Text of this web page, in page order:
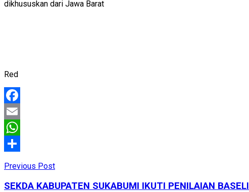
dikhususkan dari Jawa Barat
Red
Facebook
Email
WhatsApp
Previous Post
SEKDA KABUPATEN SUKABUMI IKUTI PENILAIAN